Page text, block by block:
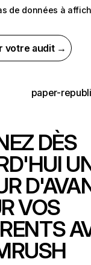
de données à
votre audit →
paper-
DÈS
VOS